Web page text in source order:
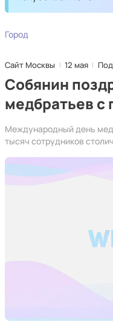
Город
Сайт Москвы 12 мая
Собянин
медбратьев с
Международный день
тысяч сотрудников